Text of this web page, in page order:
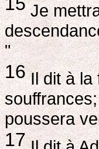
Je
"
16Il dit à la
poussera
17